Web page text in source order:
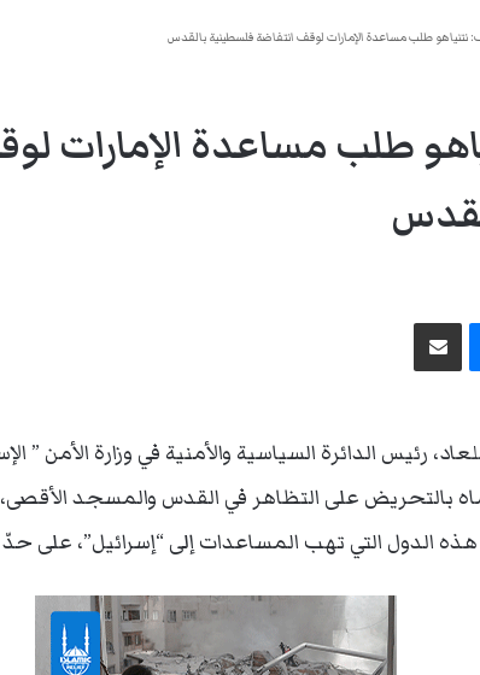
نتنياهو طلب مساعدة الإمارات لوقف انتفاضة فلسطينية بالقدس
طلب مساعدة الإمارات
ماسنجر مشاركة عبر البريد
رئيس الدائرة السياسية والأمنية في وزارة الأمن ”
بالتحريض على التظاهر في القدس والمسجد
الدول التي تهب المساعدات إلى “إسرائيل”، على حدّ